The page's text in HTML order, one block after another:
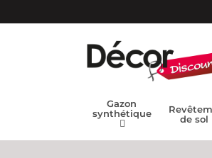
Gazon
synthétique
de sol